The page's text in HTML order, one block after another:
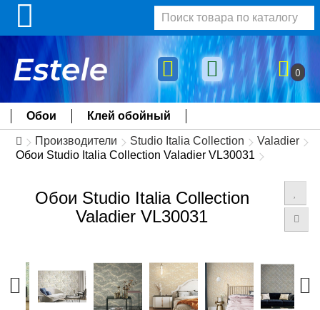
0
Обои Клей обойный
Производители Studio Italia Collection
Valadier
Обои Studio Italia Collection Valadier VL30031
Обои Studio Italia Collection
Valadier VL30031